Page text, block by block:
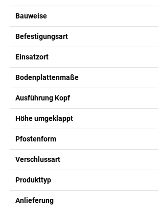
Bauweise
Befestigungsart
Einsatzort
Bodenplattenmaße
Ausführung Kopf
Höhe umgeklappt
Pfostenform
Verschlussart
Produkttyp
Anlieferung